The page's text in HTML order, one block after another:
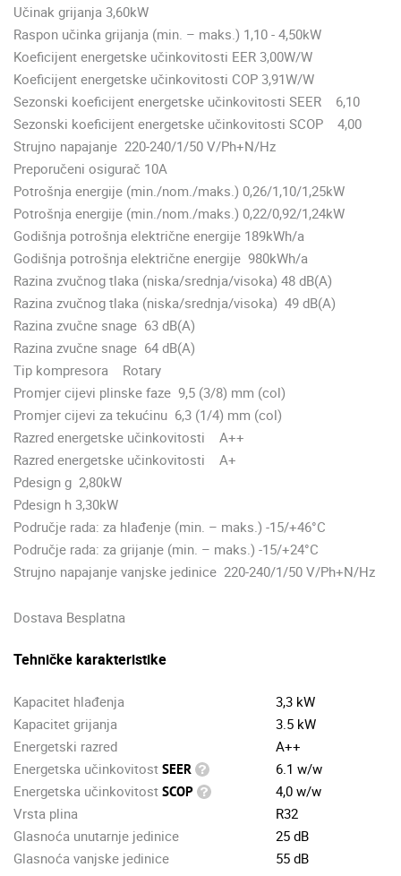
Učinak grijanja 3,60kW
Raspon učinka grijanja (min. – maks.) 1,10 - 4,50kW
Koeficijent energetske učinkovitosti EER 3,00W/W
Koeficijent energetske učinkovitosti COP 3,91W/W
Sezonski koeficijent energetske učinkovitosti SEER 6,10
Sezonski koeficijent energetske učinkovitosti SCOP 4,00
Strujno napajanje 220-240/1/50 V/Ph+N/Hz
Preporučeni osigurač 10A
Potrošnja energije (min./nom./maks.) 0,26/1,10/1,25kW
Potrošnja energije (min./nom./maks.) 0,22/0,92/1,24kW
Godišnja potrošnja električne energije 189kWh/a
Godišnja potrošnja električne energije 980kWh/a
Razina zvučnog tlaka (niska/srednja/visoka) 48 dB(A)
Razina zvučnog tlaka (niska/srednja/visoka) 49 dB(A)
Razina zvučne snage 63 dB(A)
Razina zvučne snage 64 dB(A)
Tip kompresora Rotary
Promjer cijevi plinske faze 9,5 (3/8) mm (col)
Promjer cijevi za tekućinu 6,3 (1/4) mm (col)
Razred energetske učinkovitosti A++
Razred energetske učinkovitosti A+
Pdesign g 2,80kW
Pdesign h 3,30kW
Područje rada: za hlađenje (min. – maks.) -15/+46°C
Područje rada: za grijanje (min. – maks.) -15/+24°C
Strujno napajanje vanjske jedinice 220-240/1/50 V/Ph+N/Hz
Dostava Besplatna
Tehničke karakteristike
Kapacitet hlađenja
3,3 kW
Kapacitet grijanja
3.5 kW
Energetski razred
A++
Energetska učinkovitost SEER
6.1 w/w
Energetska učinkovitost SCOP
4,0 w/w
Vrsta plina
R32
Glasnoća unutarnje jedinice
25 dB
Glasnoća vanjske jedinice
55 dB